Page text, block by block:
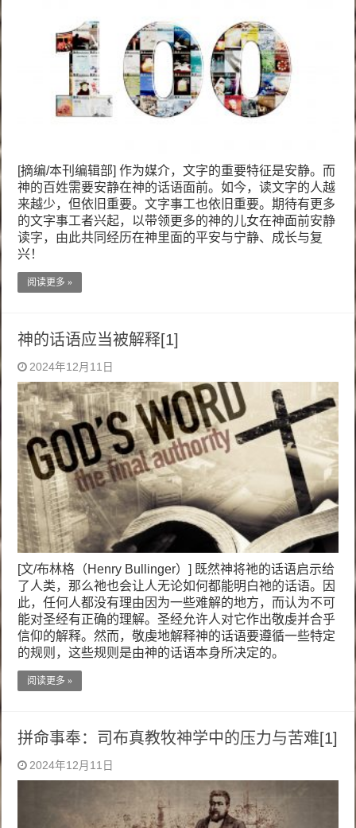
[摘编/本刊编辑部] 作为媒介，文字的重要特征是安静。而
神的百姓需要安静在神的话语面前。如今，读文字的人越
来越少，但依旧重要。文字事工也依旧重要。期待有更多
的文字事工者兴起，以带领更多的神的儿女在神面前安静
读字，由此共同经历在神里面的平安与宁静、成长与复
兴！
阅读更多 »
神的话语应当被解释[1]
2024年12月11日
[文/布林格（Henry Bullinger）] 既然神将祂的话语启示给
了人类，那么祂也会让人无论如何都能明白祂的话语。因
此，任何人都没有理由因为一些难解的地方，而认为不可
能对圣经有正确的理解。圣经允许人对它作出敬虔并合乎
信仰的解释。然而，敬虔地解释神的话语要遵循一些特定
的规则，这些规则是由神的话语本身所决定的。
阅读更多 »
拼命事奉：司布真教牧神学中的压力与苦难[1]
2024年12月11日